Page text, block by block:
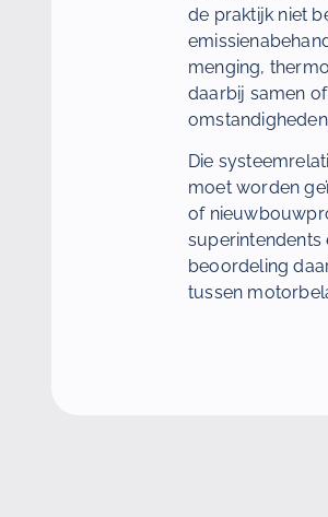
de praktijk niet
menging,
daarbij samen
Die
moet worden
of
superintendents
beoordeling
tussen